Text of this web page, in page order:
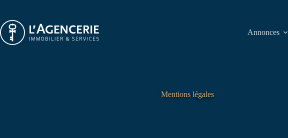
contenu
Annonces
Mentions légales